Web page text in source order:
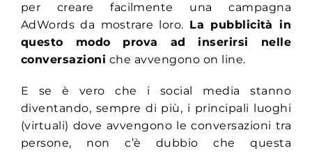
per creare facilmente una campagna
AdWords da mostrare loro. La pubblicità in
questo modo prova ad inserirsi nelle
conversazioni che avvengono on line.
E se è vero che i social media stanno
diventando, sempre di più, i principali luoghi
(virtuali) dove avvengono le conversazioni tra
persone, non c’è dubbio che questa